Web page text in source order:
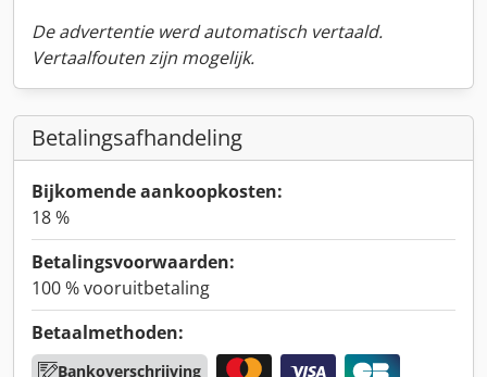
De advertentie werd automatisch vertaald.
Vertaalfouten zijn mogelijk.
Betalingsafhandeling
Bijkomende aankoopkosten:
18 %
Betalingsvoorwaarden:
100 % vooruitbetaling
Betaalmethoden:
Bankoverschrijving